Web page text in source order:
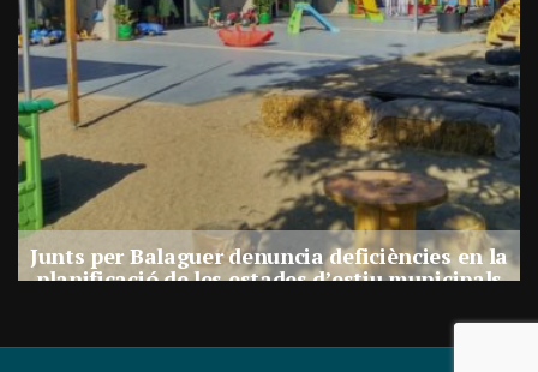
Junts per Balaguer denuncia deficiències en la
planificació de les estades d’estiu municipals